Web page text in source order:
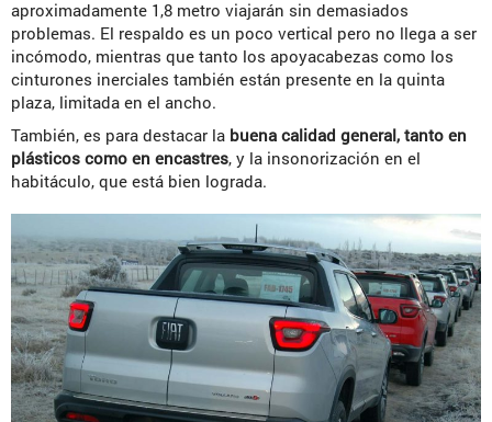
aproximadamente 1,8 metro viajarán sin demasiados
problemas. El respaldo es un poco vertical pero no llega a ser
incómodo, mientras que tanto los apoyacabezas como los
cinturones inerciales también están presente en la quinta
plaza, limitada en el ancho.
También, es para destacar la buena calidad general, tanto en
plásticos como en encastres, y la insonorización en el
habitáculo, que está bien lograda.